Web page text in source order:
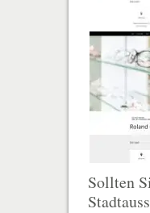
Sollten